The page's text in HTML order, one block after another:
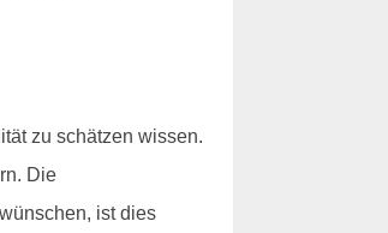
zu schätzen wissen.
Die
ist dies